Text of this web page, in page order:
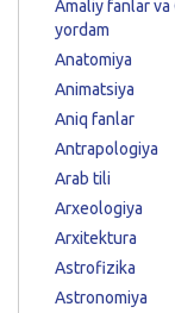
Amaliy fanlar va
yordam
Anatomiya
Animatsiya
Aniq fanlar
Antrapologiya
Arab tili
Arxeologiya
Arxitektura
Astrofizika
Astronomiya